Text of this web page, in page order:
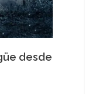
desde